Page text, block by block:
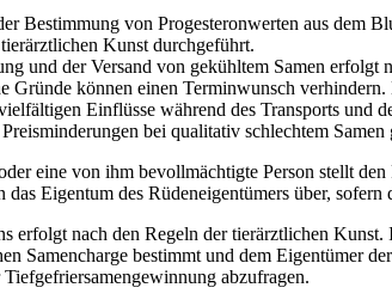
Bestimmung von Progesteronwerten aus dem
Kunst durchgeführt.
und der Versand von gekühltem Samen
können einen Terminwunsch
Einflüsse während des Transports und
bei qualitativ schlechtem Samen
eine von ihm bevollmächtigte Person stellt
Eigentum des Rüdeneigentümers über,
erfolgt nach den Regeln der tierärztlichen
Samencharge bestimmt und dem Eigentümer
abzufragen.